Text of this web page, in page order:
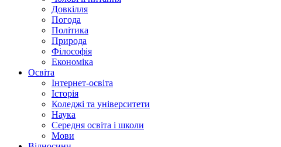
Довкілля
Погода
Політика
Природа
Філософія
Економіка
Освіта
Інтернет-освіта
Історія
Коледжі та університети
Наука
Середня освіта і школи
Мови